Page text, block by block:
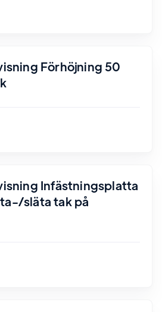
Förhöjning 50
Infästningsplatta
släta tak på